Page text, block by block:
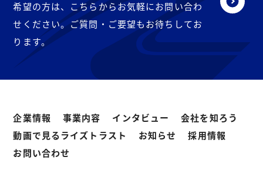
希望の方は、こちらからお気軽にお問い合わ
せください。ご質問・ご要望もお待ちしてお
ります。
企業情報 事業内容 インタビュー
会社を知ろう
動画で見るライズトラスト
お知らせ
採用情報
お問い合わせ